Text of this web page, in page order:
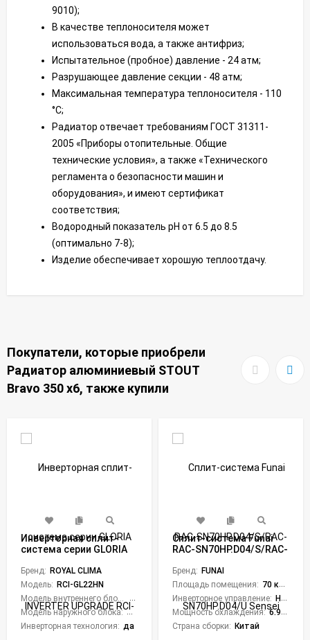
9010);
В качестве теплоносителя может
использоваться вода, а также антифриз;
Испытательное (пробное) давление - 24 атм;
Разрушающее давление секции - 48 атм;
Максимальная температура теплоносителя - 110
°С;
Радиатор отвечает требованиям ГОСТ 31311-
2005 «Приборы отопительные. Общие
технические условия», а также «Технического
регламента о безопасности машин и
оборудования», и имеют сертификат
соответствия;
Водородный показатель рН от 6.5 до 8.5
(оптимально 7-8);
Изделие обеспечивает хорошую теплоотдачу.
Покупатели, которые приобрели
Радиатор алюминиевый STOUT
Bravo 350 x6, также купили
Инверторная сплит-
система серии GLORIA
GL22HN (комплект)
Бренд: ROYAL CLIMA
Модель: RCI-GL22HN
Модель внутреннего блока:
RCI-GL22HN/IN
Модель наружного блока: RCI-GL22HN/OUT
Инверторная технология: да
Сплит-система Funai
RAC-SN70HP.D04/S/RAC-
Бренд: FUNAI
Площадь помещения: 70 кв. м.
Инверторное управление: Нет
Мощность охлаждения: 6.95 кВт
Страна сборки: Китай